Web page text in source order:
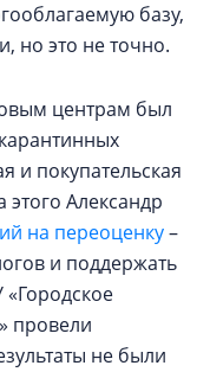
базу,
но это не точно.
центрам был
и покупательская
этого Александр
на переоценку–
и поддержать
«Городское
провели
не были